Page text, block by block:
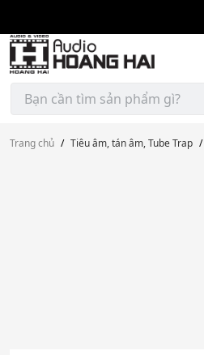
content
Tìm
kiếm:
Trang chủ / Tiêu âm, tán âm, Tube Trap /